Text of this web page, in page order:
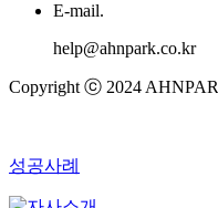
E-mail.
help@ahnpark.co.kr
Copyright ⓒ 2024
성공사례